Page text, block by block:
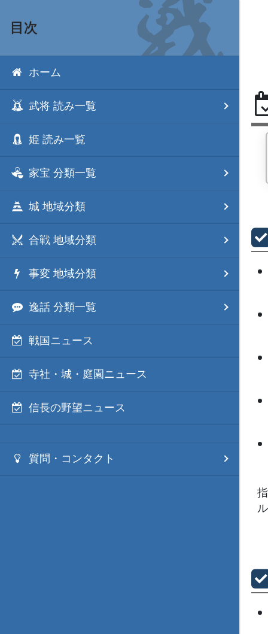
目次
ホーム
武将 読み一覧
姫 読み一覧
家宝 分類一覧
城 地域分類
合戦 地域分類
事変 地域分類
逸話 分類一覧
戦国ニュース
寺社・城・庭園ニュース
信長の野望ニュース
質問・コンタクト